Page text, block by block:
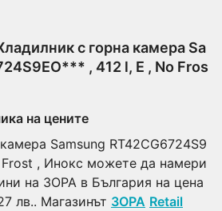
с горна камера Sa
, 412 l, E , No Fros
на цените
Samsung RT42CG6724S9
, Инокс можете да намери
на ЗОРА в България на цена
лв.. Магазинът ЗОРА Retail